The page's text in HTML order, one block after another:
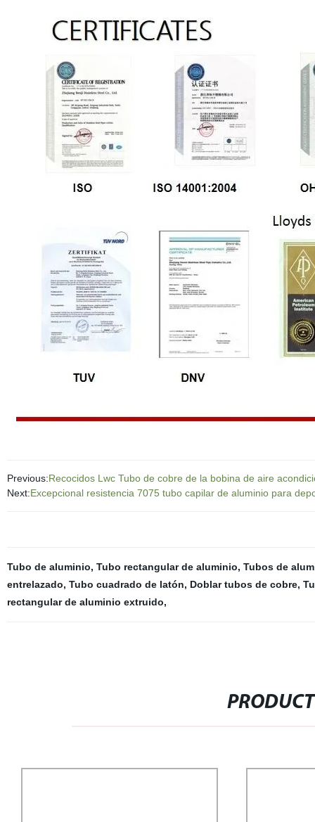
Previous:Recocidos Lwc Tubo de cobre de la bobina de aire
Next:Excepcional resistencia 7075 tubo capilar de aluminio para
Tubo de aluminio, Tubo rectangular de aluminio, Tubos de
entrelazado, Tubo cuadrado de latón, Doblar tubos de cobre,
rectangular de aluminio extruido,